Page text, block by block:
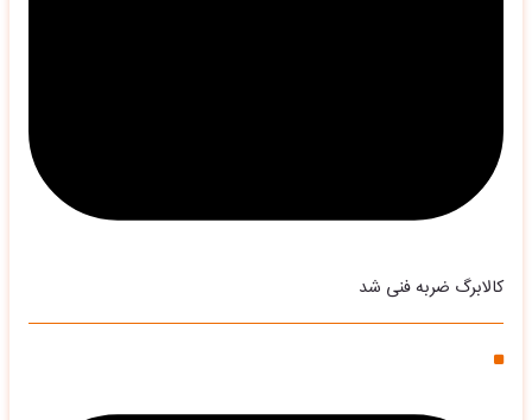
کالابرگ ضربه فنی شد